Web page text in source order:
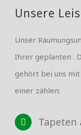
Unsere
Unser
Ihrer geplanten .
gehört bei uns
einer zählen:
Tapeten